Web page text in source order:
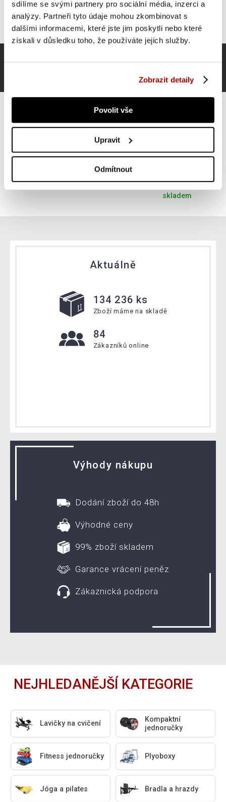
sdílíme se svými partnery pro sociální média, inzerci a
analýzy. Partneři tyto údaje mohou zkombinovat s
dalšími informacemi, které jste jim poskytli nebo které
získali v důsledku toho, že používáte jejich služby.
Zobrazit detaily
Povolit vše
Upravit
Odmítnout
Maxxus náhradní napájecí zdroj pro cvičební kolo, 9 V
skladem
Aktuálně
134 236 ks
Zboží máme na skladě
84
Zákazníků online
Výhody nákupu
Dodání zboží do 48h
Výhodné ceny
99% zboží skladem
Garance vrácení peněz
Zákaznická podpora
NEJHLEDANĚJŠÍ KATEGORIE
Lavičky na cvičení
Kompaktní
jednoručky
Fitness jednoručky Plyoboxy
Jóga a pilates Bradla a hrazdy